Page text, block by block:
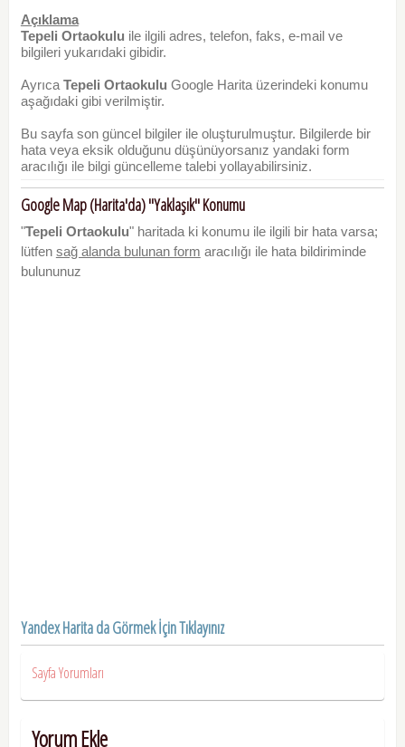
Açıklama
Tepeli Ortaokulu ile ilgili adres, telefon, faks, e-mail ve
bilgileri yukarıdaki gibidir.
AyrıcaTepeli Ortaokulu Google Harita üzerindeki konumu
aşağıdaki gibi verilmiştir.
Bu sayfa son güncel bilgiler ile oluşturulmuştur. Bilgilerde bir
hata veya eksik olduğunu düşünüyorsanız yandaki form
aracılığı ile bilgi güncelleme talebi yollayabilirsiniz.
Google Map (Harita'da) "Yaklaşık" Konumu
"Tepeli Ortaokulu" haritada ki konumu ile ilgili bir hata varsa;
lütfen sağ alanda bulunan form aracılığı ile hata bildiriminde
bulununuz
Yandex Harita da Görmek İçin Tıklayınız
Sayfa Yorumları
Yorum Ekle